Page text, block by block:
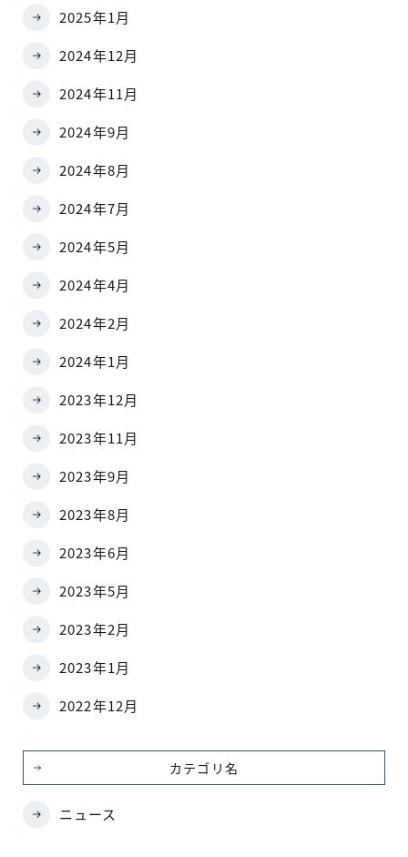
2025年1月
2024年12月
2024年11月
2024年9月
2024年8月
2024年7月
2024年5月
2024年4月
2024年2月
2024年1月
2023年12月
2023年11月
2023年9月
2023年8月
2023年6月
2023年5月
2023年2月
2023年1月
2022年12月
カテゴリ名
ニュース